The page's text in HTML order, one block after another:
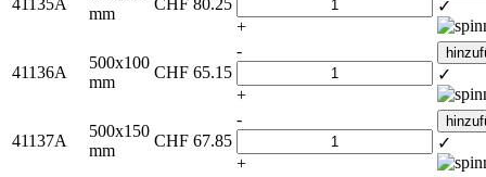
41135A
mm
CHF 80.25
+
✓
41136A
500x100
mm
CHF 65.15
-
+
✓
41137A
500x150
mm
CHF 67.85
-
+
✓